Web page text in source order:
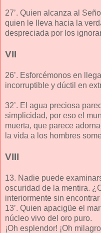
27’. Quien alcanza al
quien le lleva hacia la
despreciada por los
VII
26’. Esforcémonos en
incorruptible y dúctil en
32’. El agua preciosa
simplicidad, por eso el
muerta, que parece
la vida a los hombres
VIII
13. Nadie puede
oscuridad de la mentira.
interiormente sin
13’. Quien apacigüe el
núcleo vivo del oro puro.
¡Oh esplendor! ¡Oh